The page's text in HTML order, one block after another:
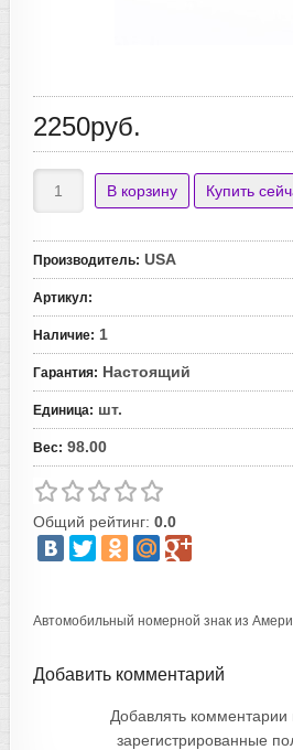
2250руб.
Производитель: USA
Артикул:
Наличие: 1
Гарантия: Настоящий
Единица: шт.
Вес: 98.00
Общий рейтинг: 0.0
Автомобильный номерной знак из
Добавить комментарий
Добавлять комментарии
зарегистрированные